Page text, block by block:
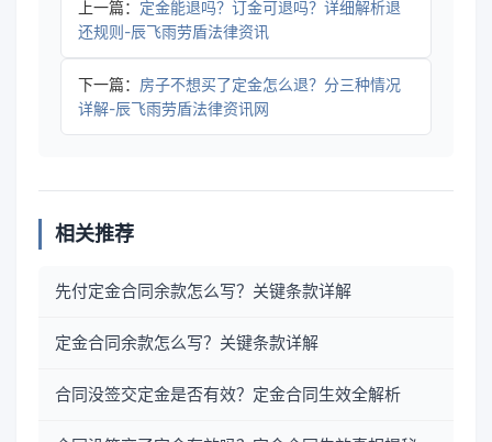
上一篇： 定金能退吗？订金可退吗？详细解析退
还规则-辰飞雨劳盾法律资讯
下一篇： 房子不想买了定金怎么退？分三种情况
详解-辰飞雨劳盾法律资讯网
相关推荐
先付定金合同余款怎么写？关键条款详解
定金合同余款怎么写？关键条款详解
合同没签交定金是否有效？定金合同生效全解析